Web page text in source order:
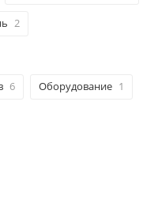
2
6 Оборудование 1